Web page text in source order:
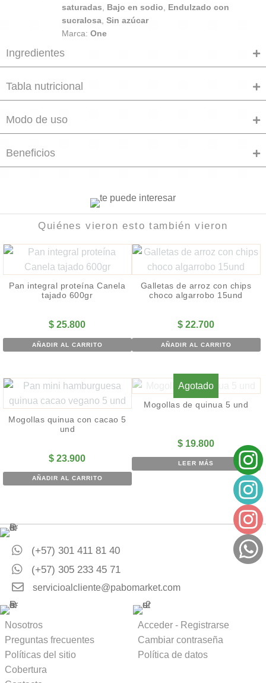
saturadas, Bajo en sodio, Endulzado con
sucralosa, Sin azúcar
Marca: One
Ingredientes
Tabla nutricional
Modo de uso
Beneficios
Quiénes vieron esto también vieron
Pan integral proteína Canela
tajado 600gr
$ 25.800
AÑADIR AL CARRITO
Galletas de arroz con chips
choco algarrobo 15und
$ 22.700
AÑADIR AL CARRITO
Mogollas quinua con cacao 5
und
$ 23.900
AÑADIR AL CARRITO
Agotado
Mogollas de quinua 5 und
$ 19.800
LEER MÁS
(+57) 301 411 81 40
(+57) 305 233 45 71
servicioalcliente@pabomarket.com
Nosotros
Preguntas frecuentes
Políticas del sitio
Cobertura
Acceder - Registrarse
Cambiar contraseña
Política de datos